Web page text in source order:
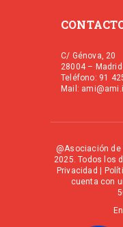
C/ Génova, 20
28004 – Madrid
Teléfono: 91
Mail:
@Asociación
2025. Todos los
Privacidad |
cuenta con